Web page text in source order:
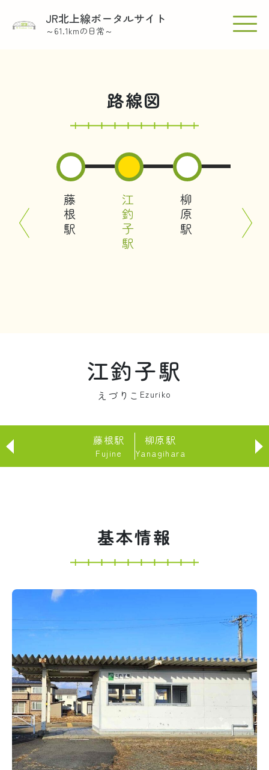
JR北上線ポータルサイト
～61.1kmの日常～
路線図
立川目駅 藤根駅 江釣子駅 柳原駅 北上駅
江釣子駅
えづりこ Ezuriko
藤根駅
Fujine
柳原駅
Yanagihara
基本情報